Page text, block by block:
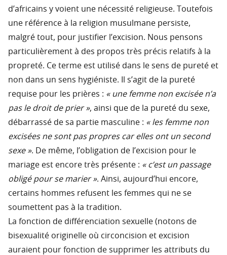
d’africains y voient une nécessité religieuse. Toutefois
une référence à la religion musulmane persiste,
malgré tout, pour justifier l’excision. Nous pensons
particulièrement à des propos très précis relatifs à la
propreté. Ce terme est utilisé dans le sens de pureté et
non dans un sens hygiéniste. Il s’agit de la pureté
requise pour les prières : « une femme non excisée n’a
pas le droit de prier », ainsi que de la pureté du sexe,
débarrassé de sa partie masculine : « les femme non
excisées ne sont pas propres car elles ont un second
sexe ». De même, l’obligation de l’excision pour le
mariage est encore très présente : « c’est un passage
obligé pour se marier ». Ainsi, aujourd’hui encore,
certains hommes refusent les femmes qui ne se
soumettent pas à la tradition.
La fonction de différenciation sexuelle (notons de
bisexualité originelle où circoncision et excision
auraient pour fonction de supprimer les attributs du